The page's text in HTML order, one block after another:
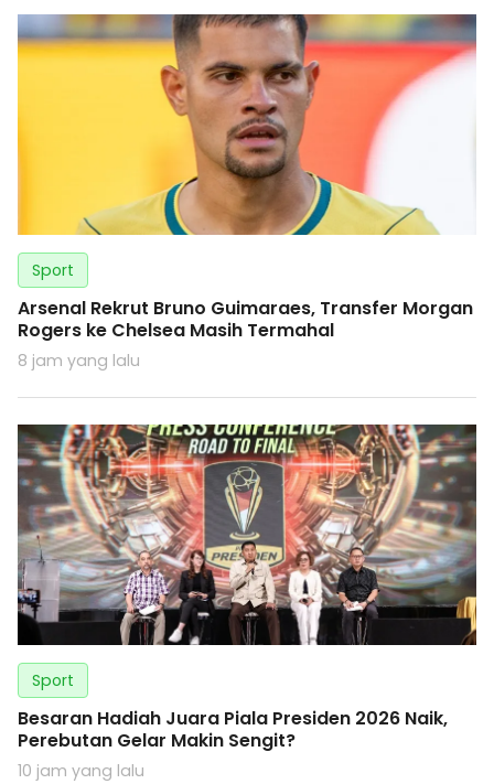
Sport
Arsenal Rekrut Bruno Guimaraes, Transfer Morgan
Rogers ke Chelsea Masih Termahal
8 jam yang lalu
Sport
Besaran Hadiah Juara Piala Presiden 2026 Naik,
Perebutan Gelar Makin Sengit?
10 jam yang lalu